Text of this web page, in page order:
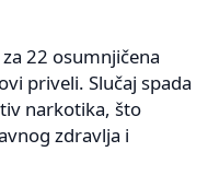
22 osumnjičena
priveli. Slučaj spada
narkotika, što
zdravlja i